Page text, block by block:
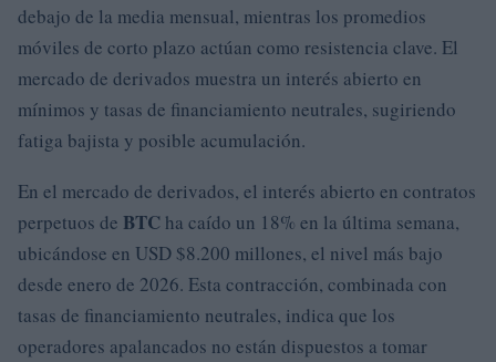
debajo de la media mensual, mientras los promedios
móviles de corto plazo actúan como resistencia clave. El
mercado de derivados muestra un interés abierto en
mínimos y tasas de financiamiento neutrales, sugiriendo
fatiga bajista y posible acumulación.
En el mercado de derivados, el interés abierto en contratos
perpetuos de BTC ha caído un 18% en la última semana,
ubicándose en USD $8.200 millones, el nivel más bajo
desde enero de 2026. Esta contracción, combinada con
tasas de financiamiento neutrales, indica que los
operadores apalancados no están dispuestos a tomar